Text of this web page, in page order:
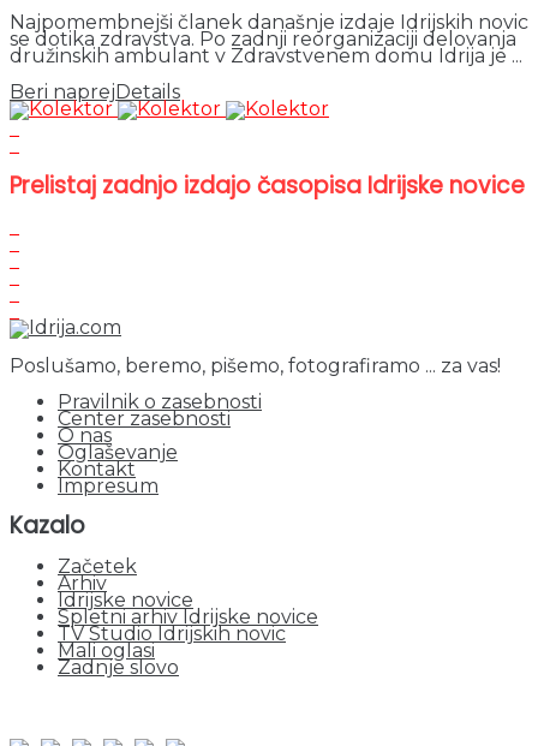
Najpomembnejši članek današnje izdaje Idrijskih novic
se dotika zdravstva. Po zadnji reorganizaciji delovanja
družinskih ambulant v Zdravstvenem domu Idrija je ...
Beri naprej Details
Prelistaj zadnjo izdajo časopisa Idrijske novice
Poslušamo, beremo, pišemo, fotografiramo ... za vas!
Pravilnik o zasebnosti
Center zasebnosti
O nas
Oglaševanje
Kontakt
Impresum
Kazalo
Začetek
Arhiv
Idrijske novice
Spletni arhiv Idrijske novice
TV Studio Idrijskih novic
Mali oglasi
Zadnje slovo